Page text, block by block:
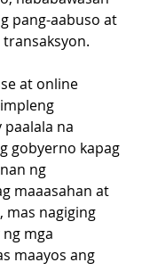
pang-aabuso at
at online
paalala na
gobyerno kapag
ng
maaasahan at
mas nagiging
mga
maayos ang